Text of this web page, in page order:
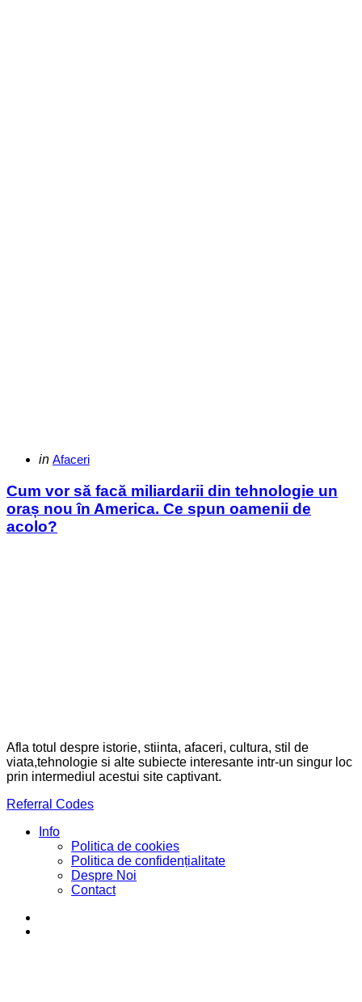
Categories
Posted
in Afaceri
Cum vor să facă miliardarii din tehnologie un
oraș nou în America. Ce spun oamenii de
acolo?
Afla totul despre istorie, stiinta, afaceri, cultura, stil de
viata,tehnologie si alte subiecte interesante intr-un singur loc
prin intermediul acestui site captivant.
Referral Codes
Info
Politica de cookies
Politica de confidențialitate
Despre Noi
Contact